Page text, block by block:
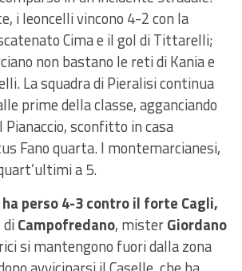
i leoncelli vincono 4-2 con la
Cima e il gol di Tittarelli;
non bastano le reti diKaniae
. La squadra diPieralisicontinua
prime della classe, agganciando
, sconfitto in casa
Fano quarta.I montemarcianesi,
a 5.
perso 4-3 contro il forte Cagli,
Campofredano, misterGiordano
si mantengono fuori dalla zona